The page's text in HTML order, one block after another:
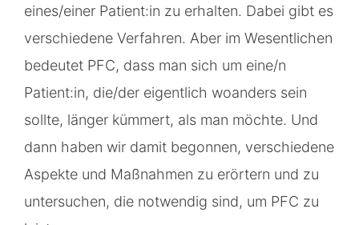
eines/einer Patient:in zu erhalten. Dabei gibt es
verschiedene Verfahren. Aber im Wesentlichen
bedeutet PFC, dass man sich um eine/n
Patient:in, die/der eigentlich woanders sein
sollte, länger kümmert, als man möchte. Und
dann haben wir damit begonnen, verschiedene
Aspekte und Maßnahmen zu erörtern und zu
untersuchen, die notwendig sind, um PFC zu